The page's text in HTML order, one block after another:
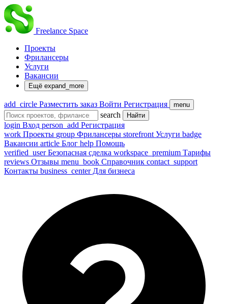
Freelance Space
Проекты
Фрилансеры
Услуги
Вакансии
Ещё expand_more
add_circle Разместить заказ Войти Регистрация menu
search Найти
login Вход person_add Регистрация
work Проекты group Фрилансеры storefront Услуги badge
Вакансии article Блог help Помощь
verified_userБезопасная сделка workspace_premium Тарифы
reviews Отзывы menu_book Справочник contact_support
Контакты business_centerДля бизнеса